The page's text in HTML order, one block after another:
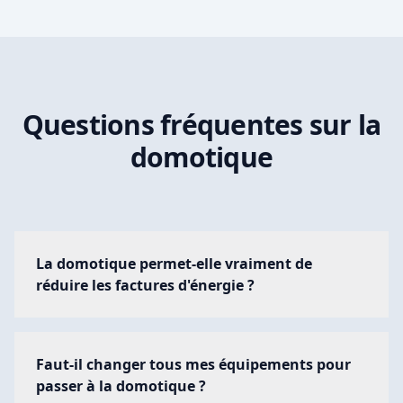
Questions fréquentes sur la
domotique
La domotique permet-elle vraiment de
réduire les factures d'énergie ?
20 à 30%. Le pilotage intelligent du chauffage, de
la climatisation et de l'éclairage évite les
Faut-il changer tous mes équipements pour
passer à la domotique ?